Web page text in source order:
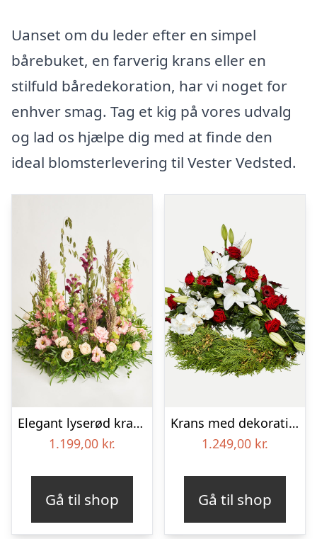
Uanset om du leder efter en simpel
bårebuket, en farverig krans eller en
stilfuld båredekoration, har vi noget for
enhver smag. Tag et kig på vores udvalg
og lad os hjælpe dig med at finde den
ideal blomsterlevering til Vester Vedsted.
Elegant lyserød krans
1.199,00 kr.
Gå til shop
Krans med dekoration i klassisk stil – rød og hvid
1.249,00 kr.
Gå til shop